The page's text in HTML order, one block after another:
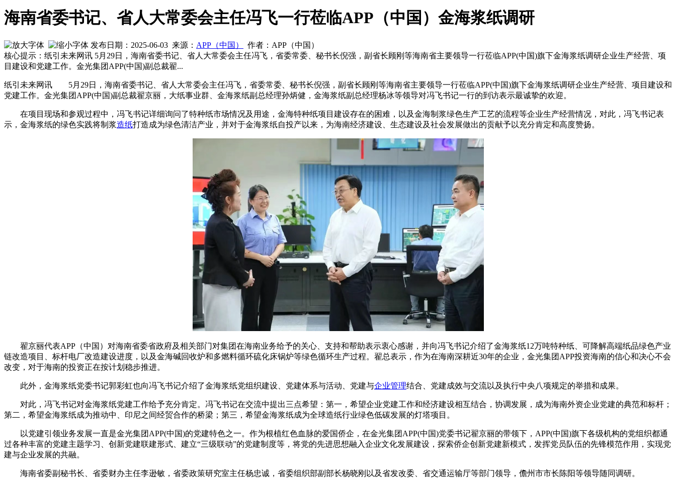
海南省委书记、省人大常委会主任冯飞一行莅临APP（中国）金海浆纸调研
发布日期：2025-06-03 来源： APP（中国）
作者：APP（中国）
核心提示：纸引未来网讯 5月29日，海南省委书记、省人大常委会主任冯飞，省委常委、秘书长倪强，副省长顾刚等海南省主要领导一行莅临APP(中国)旗下金海浆纸调研企业生产经营、项
目建设和党建工作。金光集团APP(中国)副总裁翟...
纸引未来网讯 5月29日，海南省委书记、省人大常委会主任冯飞，省委常委、秘书长倪强，副省长顾刚等海南省主要领导一行莅临APP(中国)旗下金海浆纸调研企业生产经营、项目建设和
党建工作。金光集团APP(中国)副总裁翟京丽，大纸事业群、金海浆纸副总经理孙炳健，金海浆纸副总经理杨冰等领导对冯飞书记一行的到访表示最诚挚的欢迎。
在项目现场和参观过程中，冯飞书记详细询问了特种纸市场情况及用途，金海特种纸项目建设存在的困难，以及金海制浆绿色生产工艺的流程等企业生产经营情况，对此，冯飞书记表
示，金海浆纸的绿色实践将制浆造纸打造成为绿色清洁产业，并对于金海浆纸自投产以来，为海南经济建设、生态建设及社会发展做出的贡献予以充分肯定和高度赞扬。
翟京丽代表APP（中国）对海南省委省政府及相关部门对集团在海南业务给予的关心、支持和帮助表示衷心感谢，并向冯飞书记介绍了金海浆纸12万吨特种纸、可降解高端纸品绿色产业
链改造项目、标杆电厂改造建设进度，以及金海碱回收炉和多燃料循环硫化床锅炉等绿色循环生产过程。翟总表示，作为在海南深耕近30年的企业，金光集团APP投资海南的信心和决心不会
改变，对于海南的投资正在按计划稳步推进。
此外，金海浆纸党委书记郭彩虹也向冯飞书记介绍了金海浆纸党组织建设、党建体系与活动、党建与企业管理结合、党建成效与交流以及执行中央八项规定的举措和成果。
对此，冯飞书记对金海浆纸党建工作给予充分肯定。冯飞书记在交流中提出三点希望：第一，希望企业党建工作和经济建设相互结合，协调发展，成为海南外资企业党建的典范和标杆；
第二，希望金海浆纸成为推动中、印尼之间经贸合作的桥梁；第三，希望金海浆纸成为全球造纸行业绿色低碳发展的灯塔项目。
以党建引领业务发展一直是金光集团APP(中国)的党建特色之一。作为根植红色血脉的爱国侨企，在金光集团APP(中国)党委书记翟京丽的带领下，APP(中国)旗下各级机构的党组织都通
过各种丰富的党建主题学习、创新党建联建形式、建立“三级联动”的党建制度等，将党的先进思想融入企业文化发展建设，探索侨企创新党建新模式，发挥党员队伍的先锋模范作用，实现党
建与企业发展的共融。
海南省委副秘书长、省委财办主任李逊敏，省委政策研究室主任杨忠诚，省委组织部副部长杨晓刚以及省发改委、省交通运输厅等部门领导，儋州市市长陈阳等领导随同调研。